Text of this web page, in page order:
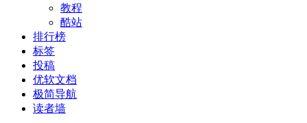
教程
酷站
排行榜
标签
投稿
优软文档
极简导航
读者墙